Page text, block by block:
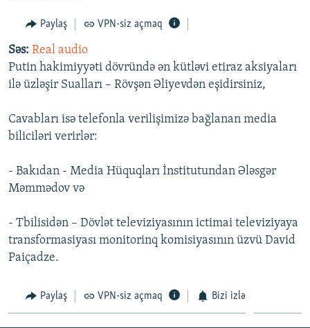
İNFOQRAFIKA
KARIKATURA
AZƏRBAYCAN ƏDƏBIYYATI KITABXANASI
İSLAM VƏ DEMOKRATIYA
İZ - MƏDƏNIYYƏT PROQRAMI
MISSIYAMIZ
PEŞƏ ETIKASI VƏ JURNALISTIKA STANDARTLARIMIZ
MATERIALLARIMIZDAN ISTIFADƏ
BIZIMLƏ ƏLAQƏ
BIZI IZLƏ
Paylaş VPN-siz açmaq
Səs: Real audio
Putin hakimiyyəti dövründə ən kütləvi etiraz aksiyaları
ilə üzləşir Sualları – Rövşən Əliyevdən eşidirsiniz,
Cavabları isə telefonla verilişimizə bağlanan media
biliciləri verirlər:
- Bakıdan - Media Hüquqları İnstitutundan Ələsgər
Məmmədov və
- Tbilisidən – Dövlət televiziyasının ictimai televiziyaya
transformasiyası monitorinq komisiyasının üzvü David
Paiçadze.
Paylaş VPN-siz açmaq Bizi izlə